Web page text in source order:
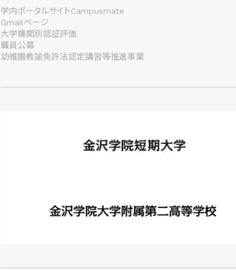
学内ポータルサイトCampusmate
Gmailページ
大学機関別認証評価
職員公募
幼稚園教諭免許法認定講習等推進事業